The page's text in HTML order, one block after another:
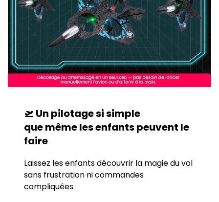
🛫 Un pilotage si simple
quemême les enfants peuvent le
faire
Laissez les enfants découvrir la magie du vol
sans frustration ni commandes
compliquées.